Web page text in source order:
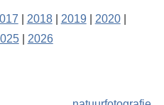
2018| 2019 2020|
| 2026